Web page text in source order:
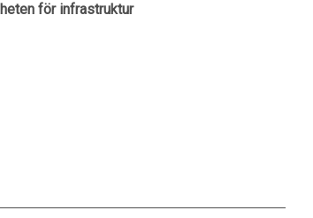
för infrastruktur